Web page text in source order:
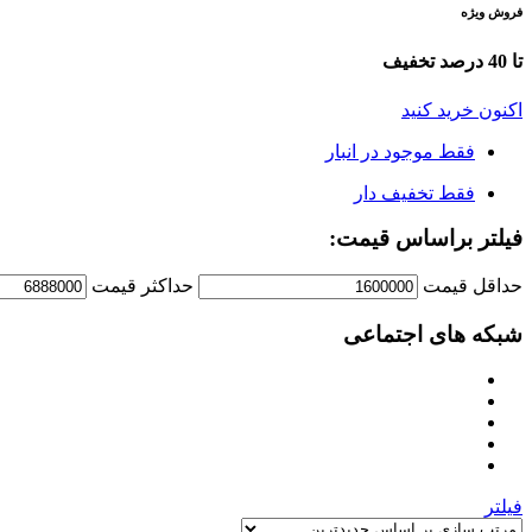
فروش ویژه
تا 40 درصد تخفیف
اکنون خرید کنید
فقط موجود در انبار
فقط تخفیف دار
فیلتر براساس قیمت:
حداقل قیمت حداكثر قيمت
شبکه های اجتماعی
فیلتر